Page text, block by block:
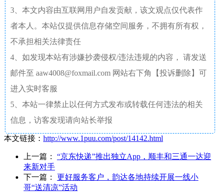
3、本文内容由互联网用户自发贡献，该文观点仅代表作
者本人。本站仅提供信息存储空间服务，不拥有所有权，
不承担相关法律责任
4、如发现本站有涉嫌抄袭侵权/违法违规的内容， 请发送
邮件至 aaw4008@foxmail.com 网站右下角【投诉删除】可
进入实时客服
5、本站一律禁止以任何方式发布或转载任何违法的相关
信息，访客发现请向站长举报
本文链接： http://www.1puu.com/post/14142.html
上一篇： “京东快递”推出独立App，顺丰和三通一达迎
来新对手
下一篇： 更好服务客户，韵达各地持续开展一线小
哥“送清凉”活动